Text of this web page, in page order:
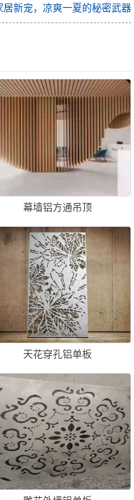
居新宠，凉爽一夏的秘密武器
幕墙铝方通吊顶
天花穿孔铝单板